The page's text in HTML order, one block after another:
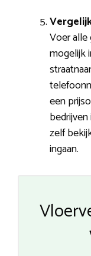
Voer alle
mogelijk
een
zelf
ingaan.